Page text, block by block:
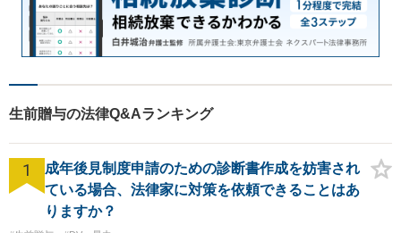
生前贈与の法律Q&Aランキング
1
成年後見制度申請のための診断書作成を妨害され
ている場合、法律家に対策を依頼できることはあ
りますか？